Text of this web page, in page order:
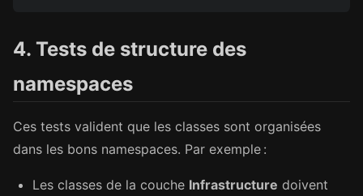
4. Tests de structure des
namespaces
Ces tests valident que les classes sont organisées
dans les bons namespaces. Par exemple :
Les classes de la couche Infrastructure doivent